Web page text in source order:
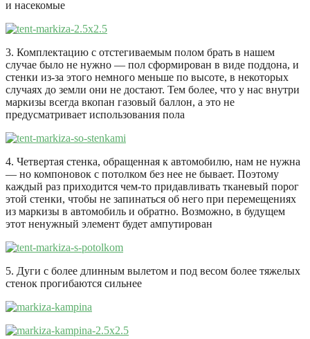
и насекомые
3. Комплектацию с отстегиваемым полом брать в нашем
случае было не нужно — пол сформирован в виде поддона, и
стенки из-за этого немного меньше по высоте, в некоторых
случаях до земли они не достают. Тем более, что у нас внутри
маркизы всегда вкопан газовый баллон, а это не
предусматривает использования пола
4. Четвертая стенка, обращенная к автомобилю, нам не нужна
— но компоновок с потолком без нее не бывает. Поэтому
каждый раз приходится чем-то придавливать тканевый порог
этой стенки, чтобы не запинаться об него при перемещениях
из маркизы в автомобиль и обратно. Возможно, в будущем
этот ненужный элемент будет ампутирован
5. Дуги с более длинным вылетом и под весом более тяжелых
стенок прогибаются сильнее